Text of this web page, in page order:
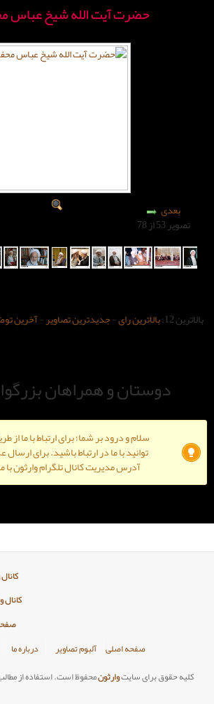
الله شیخ عباس محفوظی
جدیدترین تصاویر-آخرین توضیحات-بیشترین بازدید
همراهان بزرگوار وارثون
بر شما؛ برای ارتباط با ما از طریق فرم تماس با ما می
ما در ارتباط باشید. برای ارسال عکس و مطلب از طریق
کانال تلگرام وارثون با ما در ارتباط باشید.
کانال وارثون در ســایت آپارات
کانال وارثون در تلگـــــــــــــرام
صفحه وارثون در اینیستاگرام
درباره ما تماس با ما
محصولات
وارثونمحفوظ است. استفاده از مطالب بدون ذکر منبع، منع شرعی